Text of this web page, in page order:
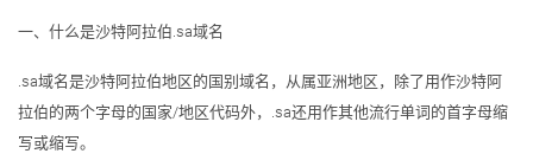
一、什么是沙特阿拉伯.sa域名
.sa域名是沙特阿拉伯地区的国别域名，从属亚洲地区，除了用作沙特阿
拉伯的两个字母的国家/地区代码外，.sa还用作其他流行单词的首字母缩
写或缩写。